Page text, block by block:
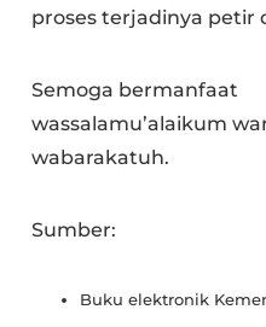
proses terjadinya petir
Semoga bermanfaat
wassalamu’alaikum
wabarakatuh.
Sumber:
Buku elektronik